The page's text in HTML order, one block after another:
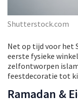
Shutterstock.com
Net op tijd voor het
eerste fysieke
zelfontworpen
feestdecoratie tot
Ramadan &